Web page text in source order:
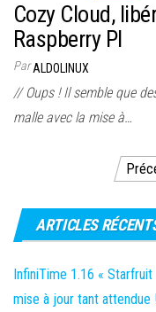
Cozy Cloud,
Raspberry PI
ParALDOLINUX
// Oups ! Il semble que
malle avec la mise à…
Pagination
des
publications
ARTICLES
InfiniTime 1.16 «
mise à jour tant attendue